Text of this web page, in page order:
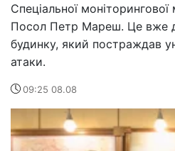
Спеціальної моніторингової
Посол Петр Мареш. Це вже
будинку, який постраждав
атаки.
09:25 08.08